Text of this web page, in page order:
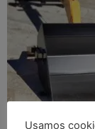
Usamos